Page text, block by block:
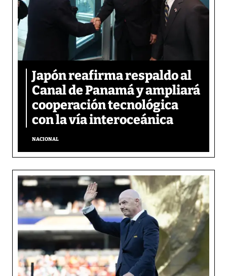
Japón reafirma respaldo al
Canal de Panamá y ampliará
cooperación tecnológica
con la vía interoceánica
NACIONAL